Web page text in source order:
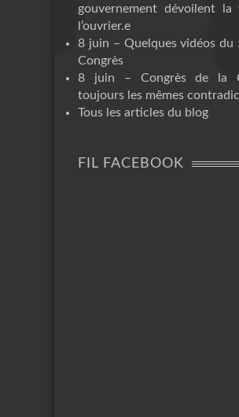
gouvernement dévoilent la
l’ouvrier.e
8 juin – Quelques vidéos du
Congrès
8 juin – Congrès de la
toujours les mêmes
Tous les articles du blog
FIL FACEBOOK